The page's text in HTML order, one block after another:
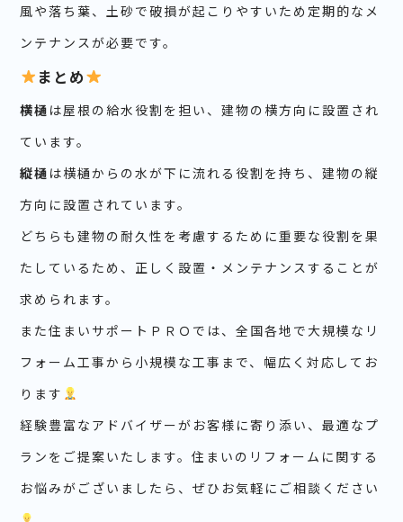
風や落ち葉、土砂で破損が起こりやすいため定期的なメ
ンテナンスが必要です。
まとめ
横樋 は屋根の給水役割を担い、建物の横方向に設置され
ています。
縦樋 は横樋からの水が下に流れる役割を持ち、建物の縦
方向に設置されています。
どちらも建物の耐久性を考慮するために重要な役割を果
たしているため、正しく設置・メンテナンスすることが
求められます。
また住まいサポートＰＲＯでは、全国各地で大規模なリ
フォーム工事から小規模な工事まで、幅広く対応してお
ります
経験豊富なアドバイザーがお客様に寄り添い、最適なプ
ランをご提案いたします。住まいのリフォームに関する
お悩みがございましたら、ぜひお気軽にご相談ください